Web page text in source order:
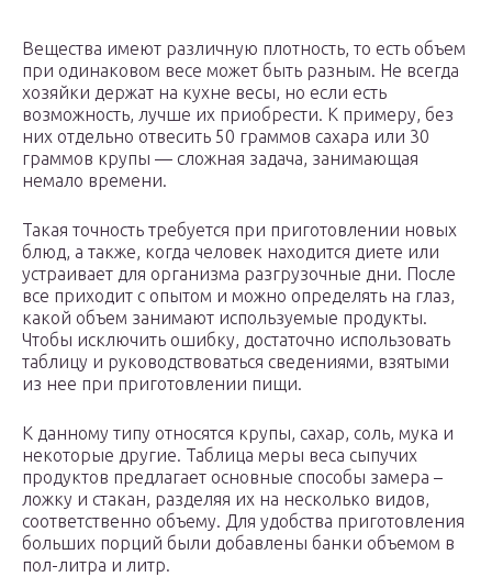
Вещества имеют различную плотность, то есть объем
при одинаковом весе может быть разным. Не всегда
хозяйки держат на кухне весы, но если есть
возможность, лучше их приобрести. К примеру, без
них отдельно отвесить 50 граммов сахара или 30
граммов крупы — сложная задача, занимающая
немало времени.
Такая точность требуется при приготовлении новых
блюд, а также, когда человек находится диете или
устраивает для организма разгрузочные дни. После
все приходит с опытом и можно определять на глаз,
какой объем занимают используемые продукты.
Чтобы исключить ошибку, достаточно использовать
таблицу и руководствоваться сведениями, взятыми
из нее при приготовлении пищи.
К данному типу относятся крупы, сахар, соль, мука и
некоторые другие. Таблица меры веса сыпучих
продуктов предлагает основные способы замера –
ложку и стакан, разделяя их на несколько видов,
соответственно объему. Для удобства приготовления
больших порций были добавлены банки объемом в
пол-литра и литр.